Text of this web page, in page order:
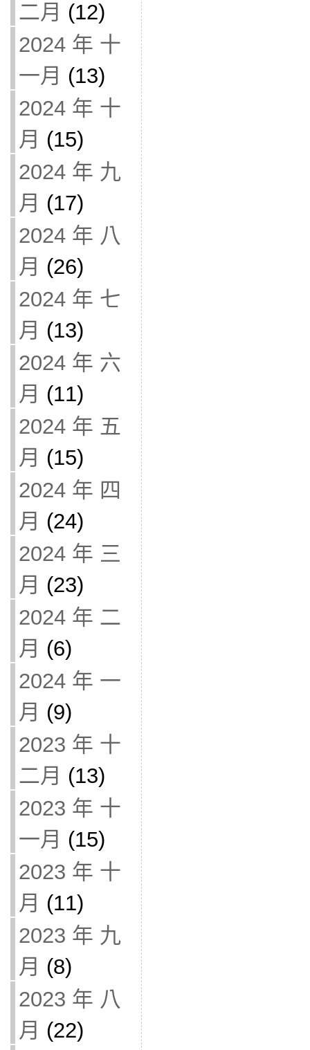
二月 (12)
2024 年 十
一月 (13)
2024 年 十
月 (15)
2024 年 九
月 (17)
2024 年 八
月 (26)
2024 年 七
月 (13)
2024 年 六
月 (11)
2024 年 五
月 (15)
2024 年 四
月 (24)
2024 年 三
月 (23)
2024 年 二
月 (6)
2024 年 一
月 (9)
2023 年 十
二月 (13)
2023 年 十
一月 (15)
2023 年 十
月 (11)
2023 年 九
月 (8)
2023 年 八
月 (22)